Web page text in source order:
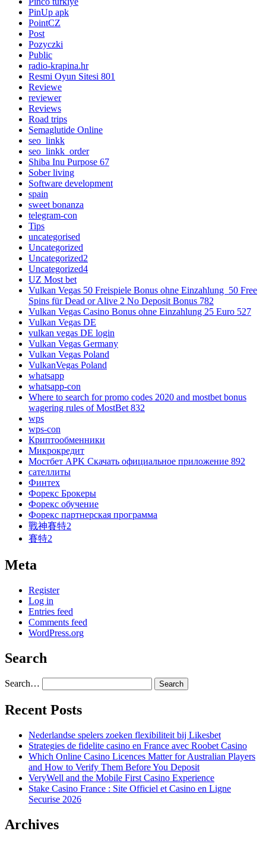
PinUp apk
PointCZ
Post
Pozyczki
Public
radio-krapina.hr
Resmi Oyun Sitesi 801
Reviewe
reviewer
Reviews
Road trips
Semaglutide Online
seo_linkk
seo_linkk_order
Shiba Inu Purpose 67
Sober living
Software development
spain
sweet bonanza
telegram-con
Tips
uncategorised
Uncategorized
Uncategorized2
Uncategorized4
UZ Most bet
Vulkan Vegas 50 Freispiele Bonus ohne Einzahlung ️ 50 Free
Spins für Dead or Alive 2 No Deposit Bonus 782
Vulkan Vegas Casino Bonus ohne Einzahlung 25 Euro 527
Vulkan Vegas DE
vulkan vegas DE login
Vulkan Vegas Germany
Vulkan Vegas Poland
VulkanVegas Poland
whatsapp
whatsapp-con
Where to search for promo codes 2020 and mostbet bonus
wagering rules of MostBet 832
wps
wps-con
Криптообменники
Микрокредит
Мостбет APK Скачать официальное приложение 892
сателлиты
Финтех
Форекс Брокеры
Форекс обучение
Форекс партнерская программа
戰神賽特2
賽特2
Meta
Register
Log in
Entries feed
Comments feed
WordPress.org
Search
Search…
Recent Posts
Nederlandse spelers zoeken flexibiliteit bij Likesbet
Strategies de fidelite casino en France avec Roobet Casino
Which Online Casino Licences Matter for Australian Players
and How to Verify Them Before You Deposit
VeryWell and the Mobile First Casino Experience
Stake Casino France : Site Officiel et Casino en Ligne
Securise 2026
Archives